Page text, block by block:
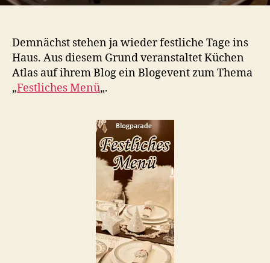
Demnächst stehen ja wieder festliche Tage ins
Haus. Aus diesem Grund veranstaltet Küchen
Atlas auf ihrem Blog ein Blogevent zum Thema
„Festliches Menü„.